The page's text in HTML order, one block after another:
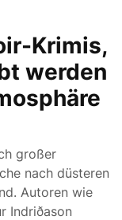
Krimis,
werden
großer
nach düsteren
Autoren wie
Indriðason